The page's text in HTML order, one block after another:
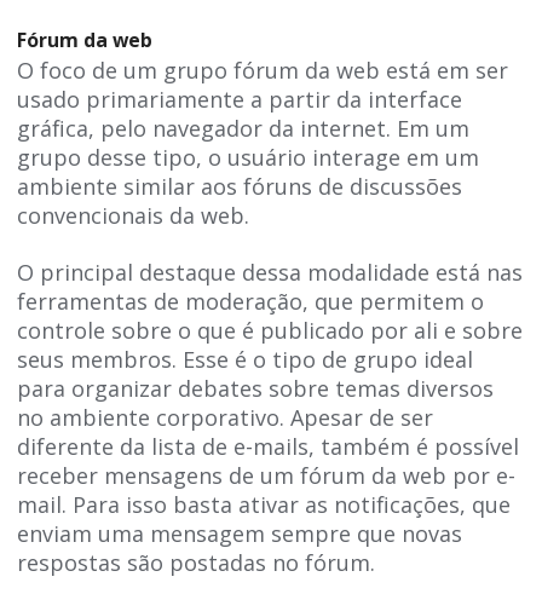
Fórum da web
O foco de um grupo fórum da web está em ser
usado primariamente a partir da interface
gráfica, pelo navegador da internet. Em um
grupo desse tipo, o usuário interage em um
ambiente similar aos fóruns de discussões
convencionais da web.
O principal destaque dessa modalidade está nas
ferramentas de moderação, que permitem o
controle sobre o que é publicado por ali e sobre
seus membros. Esse é o tipo de grupo ideal
para organizar debates sobre temas diversos
no ambiente corporativo. Apesar de ser
diferente da lista de e-mails, também é possível
receber mensagens de um fórum da web por e-
mail. Para isso basta ativar as notificações, que
enviam uma mensagem sempre que novas
respostas são postadas no fórum.